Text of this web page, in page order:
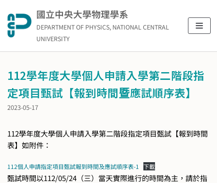
to
content
國立中央大學物理學系
DEPARTMENT OF PHYSICS, NATIONAL CENTRAL
UNIVERSITY
112學年度大學個人申請入學第二階段指
定項目甄試【報到時間暨應試順序表】
2023-05-17
112學年度大學個人申請入學第二階段指定項目甄試【報到時間
表】如附件：
112個人申請指定項目甄試報到時間及應試順序表-1 下載
甄試時間以112/05/24（三）當天實際進行的時間為主，請於指